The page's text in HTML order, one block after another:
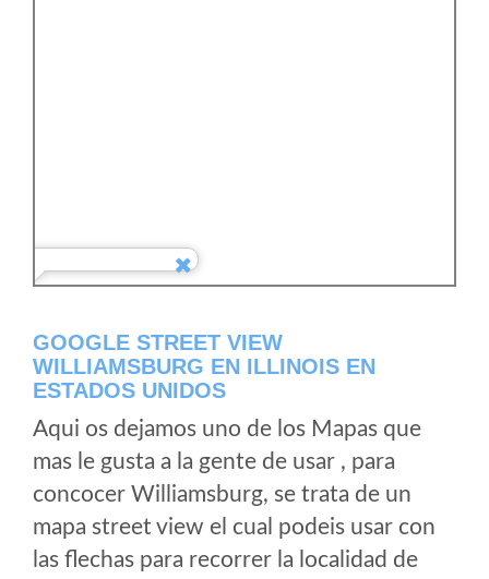
GOOGLE STREET VIEW
WILLIAMSBURG EN ILLINOIS EN
ESTADOS UNIDOS
Aqui os dejamos uno de los Mapas que
mas le gusta a la gente de usar , para
concocer Williamsburg, se trata de un
mapa street view el cual podeis usar con
las flechas para recorrer la localidad de